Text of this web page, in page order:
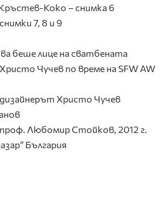
Коко – снимка 6
7, 8 и 9
беше лице на сватбената
Чучев по време на SFW AW
Христо Чучев
Любомир Стойков, 2012 г.
България